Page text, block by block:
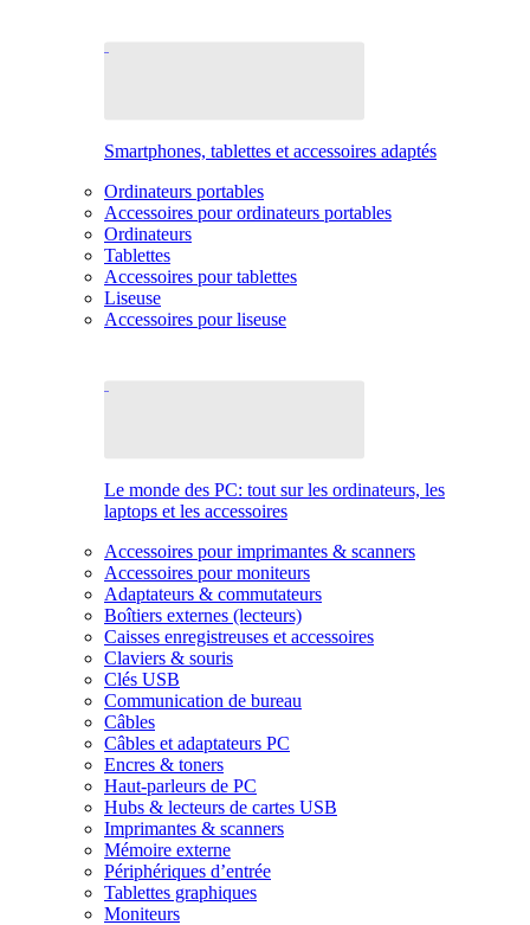
Smartphones, tablettes et accessoires adaptés
Ordinateurs portables
Accessoires pour ordinateurs portables
Ordinateurs
Tablettes
Accessoires pour tablettes
Liseuse
Accessoires pour liseuse
Le monde des PC: tout sur les ordinateurs, les
laptops et les accessoires
Accessoires pour imprimantes & scanners
Accessoires pour moniteurs
Adaptateurs & commutateurs
Boîtiers externes (lecteurs)
Caisses enregistreuses et accessoires
Claviers & souris
Clés USB
Communication de bureau
Câbles
Câbles et adaptateurs PC
Encres & toners
Haut-parleurs de PC
Hubs & lecteurs de cartes USB
Imprimantes & scanners
Mémoire externe
Périphériques d’entrée
Tablettes graphiques
Moniteurs